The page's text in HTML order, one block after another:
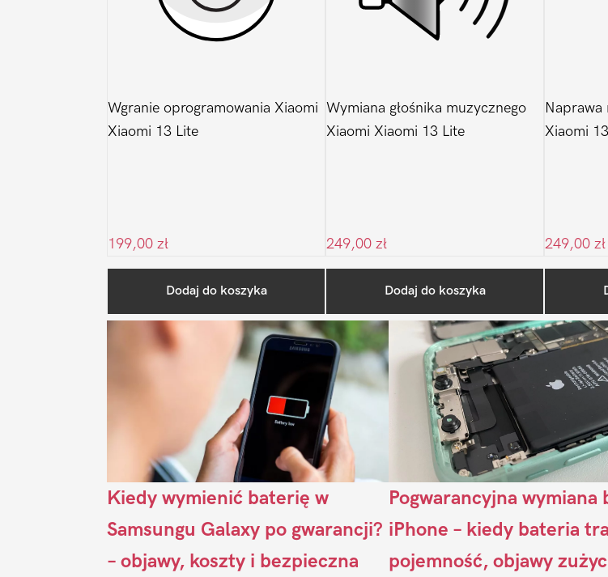
Wgranie oprogramowania Xiaomi
Xiaomi 13 Lite
199,00 zł
Dodaj do koszyka
Wymiana głośnika muzycznego
Xiaomi Xiaomi 13 Lite
249,00 zł
Dodaj do koszyka
Xiaomi
249,00 zł
Ostatnio na
Kiedy wymienić baterię w
Samsungu Galaxy po gwarancji?
– objawy, koszty i bezpieczna
Pogwarancyjna wymiana
iPhone – kiedy bateria
pojemność, objawy